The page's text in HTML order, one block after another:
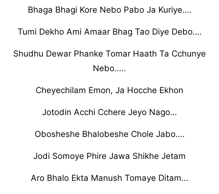
Bhaga Bhagi Kore Nebo Pabo Ja Kuriye….
Tumi Dekho Ami Amaar Bhag Tao Diye Debo….
Shudhu Dewar Phanke Tomar Haath Ta Cchunye
Nebo…..
Cheyechilam Emon, Ja Hocche Ekhon
Jotodin Acchi Cchere Jeyo Nago…
Obosheshe Bhalobeshe Chole Jabo….
Jodi Somoye Phire Jawa Shikhe Jetam
Aro Bhalo Ekta Manush Tomaye Ditam…